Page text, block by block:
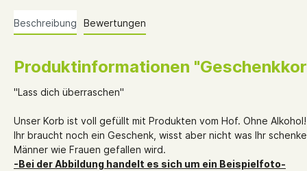
Beschreibung Bewertungen
Produktinformationen
"Lass dich überraschen"
Unser Korb ist voll gefüllt mit Produkten vom Hof. Ohne Alkohol!
Ihr braucht noch ein Geschenk, wisst aber nicht was Ihr
Männer wie Frauen gefallen wird.
-Bei der Abbildung handelt es sich um ein Beispielfoto-